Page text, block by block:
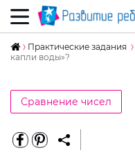
Практические задания
капли воды»?
Сравнение чисел